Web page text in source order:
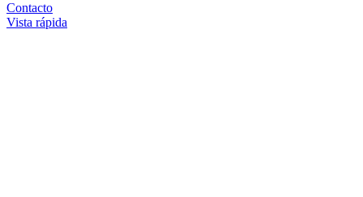
Contacto
Vista rápida